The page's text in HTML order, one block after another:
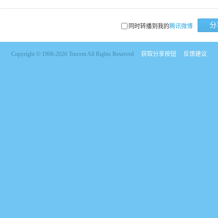
同时转播到我的腾讯微博 分
Copyright © 1998-2026 Tencent All Rights Reserved 获取分享按钮 反馈建议